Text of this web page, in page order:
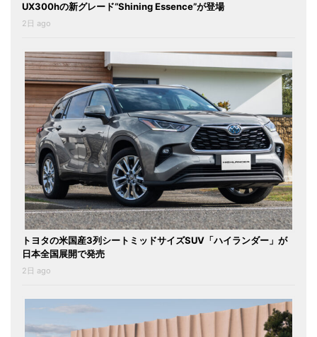
UX300hの新グレード“Shining Essence”が登場
2日 ago
トヨタの米国産3列シートミッドサイズSUV「ハイランダー」が
日本全国展開で発売
2日 ago